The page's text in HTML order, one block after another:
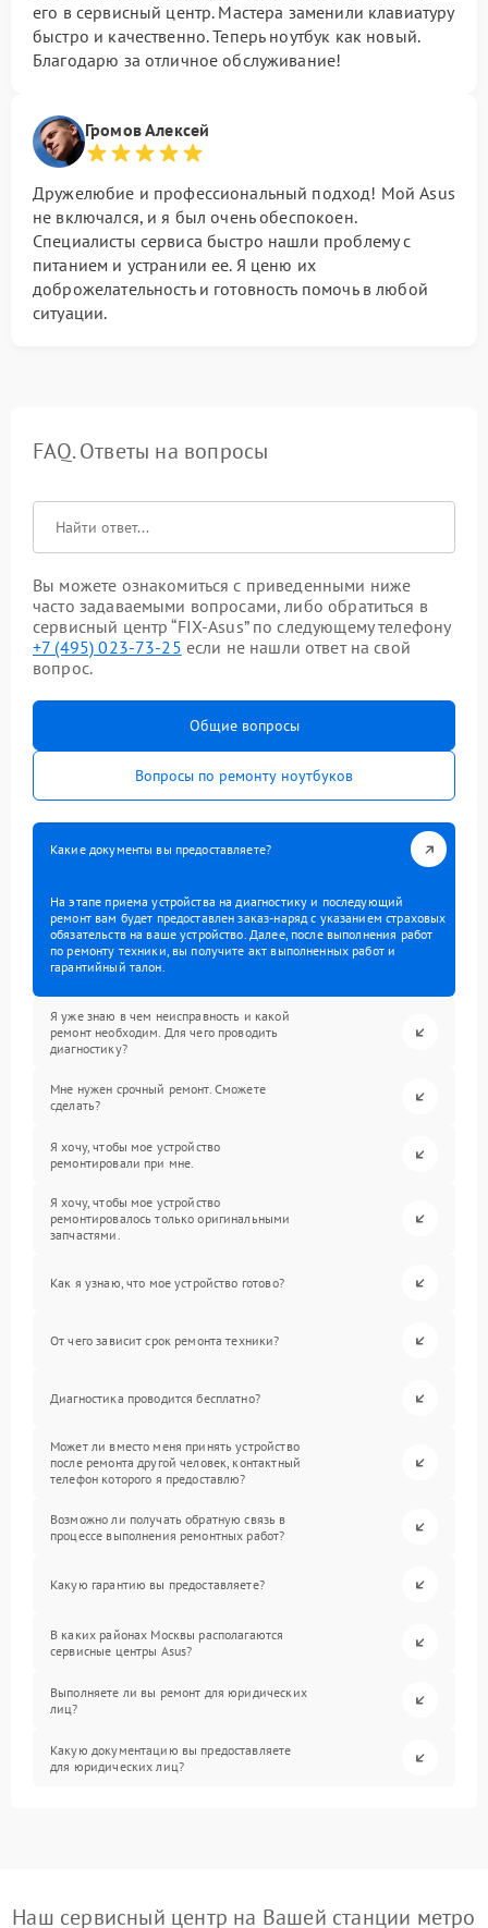
его в сервисный центр. Мастера заменили клавиатуру
быстро и качественно. Теперь ноутбук как новый.
Благодарю за отличное обслуживание!
Громов Алексей
Дружелюбие и профессиональный подход! Мой Asus
не включался, и я был очень обеспокоен.
Специалисты сервиса быстро нашли проблему с
питанием и устранили ее. Я ценю их
доброжелательность и готовность помочь в любой
ситуации.
FAQ. Ответы на вопросы
Вы можете ознакомиться с приведенными ниже
часто задаваемыми вопросами, либо обратиться в
сервисный центр “FIX-Asus” по следующему телефону
+7 (495) 023-73-25 если не нашли ответ на свой
вопрос.
Общие вопросы
Вопросы по ремонту ноутбуков
Какие документы вы предоставляете?
На этапе приема устройства на диагностику и последующий
ремонт вам будет предоставлен заказ-наряд с указанием страховых
обязательств на ваше устройство. Далее, после выполнения работ
по ремонту техники, вы получите акт выполненных работ и
гарантийный талон.
Я уже знаю в чем неисправность и какой
ремонт необходим. Для чего проводить
диагностику?
Мне нужен срочный ремонт. Сможете
сделать?
Я хочу, чтобы мое устройство
ремонтировали при мне.
Я хочу, чтобы мое устройство
ремонтировалось только оригинальными
запчастями.
Как я узнаю, что мое устройство готово?
От чего зависит срок ремонта техники?
Диагностика проводится бесплатно?
Может ли вместо меня принять устройство
после ремонта другой человек, контактный
телефон которого я предоставлю?
Возможно ли получать обратную связь в
процессе выполнения ремонтных работ?
Какую гарантию вы предоставляете?
В каких районах Москвы располагаются
сервисные центры Asus?
Выполняете ли вы ремонт для юридических
лиц?
Какую документацию вы предоставляете
для юридических лиц?
Наш сервисный центр на Вашей станции метро